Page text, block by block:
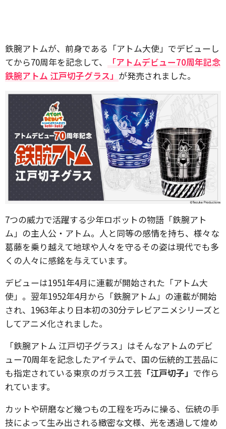
鉄腕アトムが、前身である「アトム大使」でデビューし
てから70周年を記念して、
「アトムデビュー70周年記念
鉄腕アトム 江戸切子グラス」 が発売されました。
7つの威力で活躍する少年ロボットの物語「鉄腕アト
ム」の主人公・アトム。人と同等の感情を持ち、様々な
葛藤を乗り越えて地球や人々を守るその姿は現代でも多
くの人々に感銘を与えています。
デビューは1951年4月に連載が開始された「アトム大
使」。翌年1952年4月から「鉄腕アトム」の連載が開始
され、1963年より日本初の30分テレビアニメシリーズと
してアニメ化されました。
「鉄腕アトム 江戸切子グラス」はそんなアトムのデビ
ュー70周年を記念したアイテムで、国の伝統的工芸品に
も指定されている東京のガラス工芸 「江戸切子」 で作ら
れています。
カットや研磨など幾つもの工程を巧みに操る、伝統の手
技によって生み出される緻密な文様、光を透過して煌め